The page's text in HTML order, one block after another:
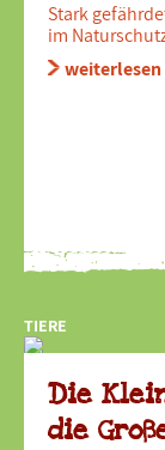
Stark
im
weiterlesen
TIERE
Die
die